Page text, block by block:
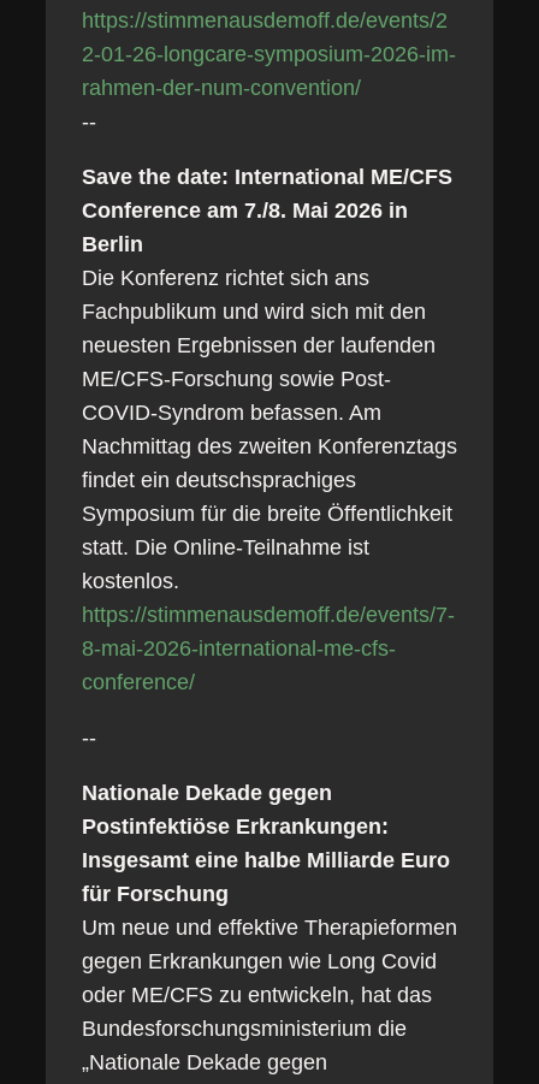
https://stimmenausdemoff.de/events/2
2-01-26-longcare-symposium-2026-im-
rahmen-der-num-convention/
--
Save the date: International ME/CFS
Conference am 7./8. Mai 2026 in
Berlin
Die Konferenz richtet sich ans
Fachpublikum und wird sich mit den
neuesten Ergebnissen der laufenden
ME/CFS-Forschung sowie Post-
COVID-Syndrom befassen. Am
Nachmittag des zweiten Konferenztags
findet ein deutschsprachiges
Symposium für die breite Öffentlichkeit
statt. Die Online-Teilnahme ist
kostenlos.
https://stimmenausdemoff.de/events/7-
8-mai-2026-international-me-cfs-
conference/
--
Nationale Dekade gegen
Postinfektiöse Erkrankungen:
Insgesamt eine halbe Milliarde Euro
für Forschung
Um neue und effektive Therapieformen
gegen Erkrankungen wie Long Covid
oder ME/CFS zu entwickeln, hat das
Bundesforschungsministerium die
„Nationale Dekade gegen